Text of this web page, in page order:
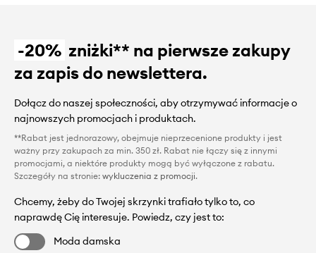
-20% zniżki** na pierwsze zakupy
za zapis do newslettera.
Dołącz do naszej społeczności, aby otrzymywać informacje o
najnowszych promocjach i produktach.
**Rabat jest jednorazowy, obejmuje nieprzecenione produkty i jest
ważny przy zakupach za min. 350 zł. Rabat nie łączy się z innymi
promocjami, a niektóre produkty mogą być wyłączone z rabatu.
Szczegóły na stronie: wykluczenia z promocji.
Chcemy, żeby do Twojej skrzynki trafiało tylko to, co
naprawdę Cię interesuje. Powiedz, czy jest to:
Moda damska